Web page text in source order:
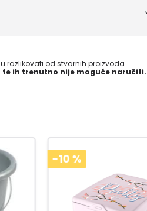
razlikovati od stvarnih proizvoda.
ih trenutno nije moguće naručiti.
-10 %